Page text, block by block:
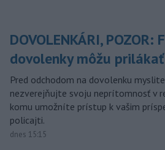
DOVOLENKÁRI, POZOR:
dovolenky môžu
Pred odchodom na dovolenku
nezverejňujte svoju neprítomnosť v
komu umožníte prístup k vašim
policajti.
dnes 15:15